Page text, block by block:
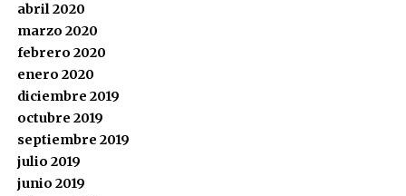
abril 2020
marzo 2020
febrero 2020
enero 2020
diciembre 2019
octubre 2019
septiembre 2019
julio 2019
junio 2019